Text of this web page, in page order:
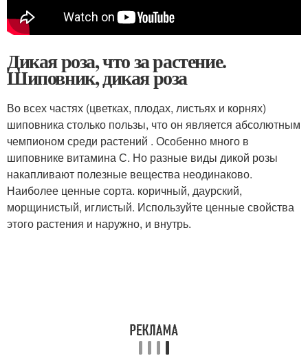
Дикая роза, что за растение.
Шиповник, дикая роза
Во всех частях (цветках, плодах, листьях и корнях)
шиповника столько пользы, что он является абсолютным
чемпионом среди растений . Особенно много в
шиповнике витамина С. Но разные виды дикой розы
накапливают полезные вещества неодинаково.
Наиболее ценные сорта. коричный, даурский,
морщинистый, иглистый. Используйте ценные свойства
этого растения и наружно, и внутрь.